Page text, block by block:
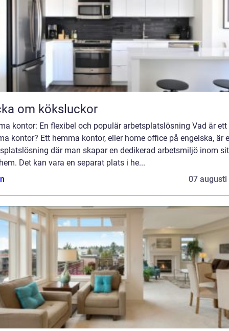
om köksluckor
kontor: En flexibel och populär arbetsplatslösning Vad är ett
kontor? Ett hemma kontor, eller home office på engelska, är
där man skapar en dedikerad arbetsmiljö inom
Det kan vara en separat plats i he...
07 augusti